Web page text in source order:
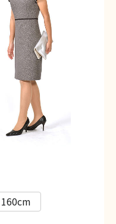
160cm